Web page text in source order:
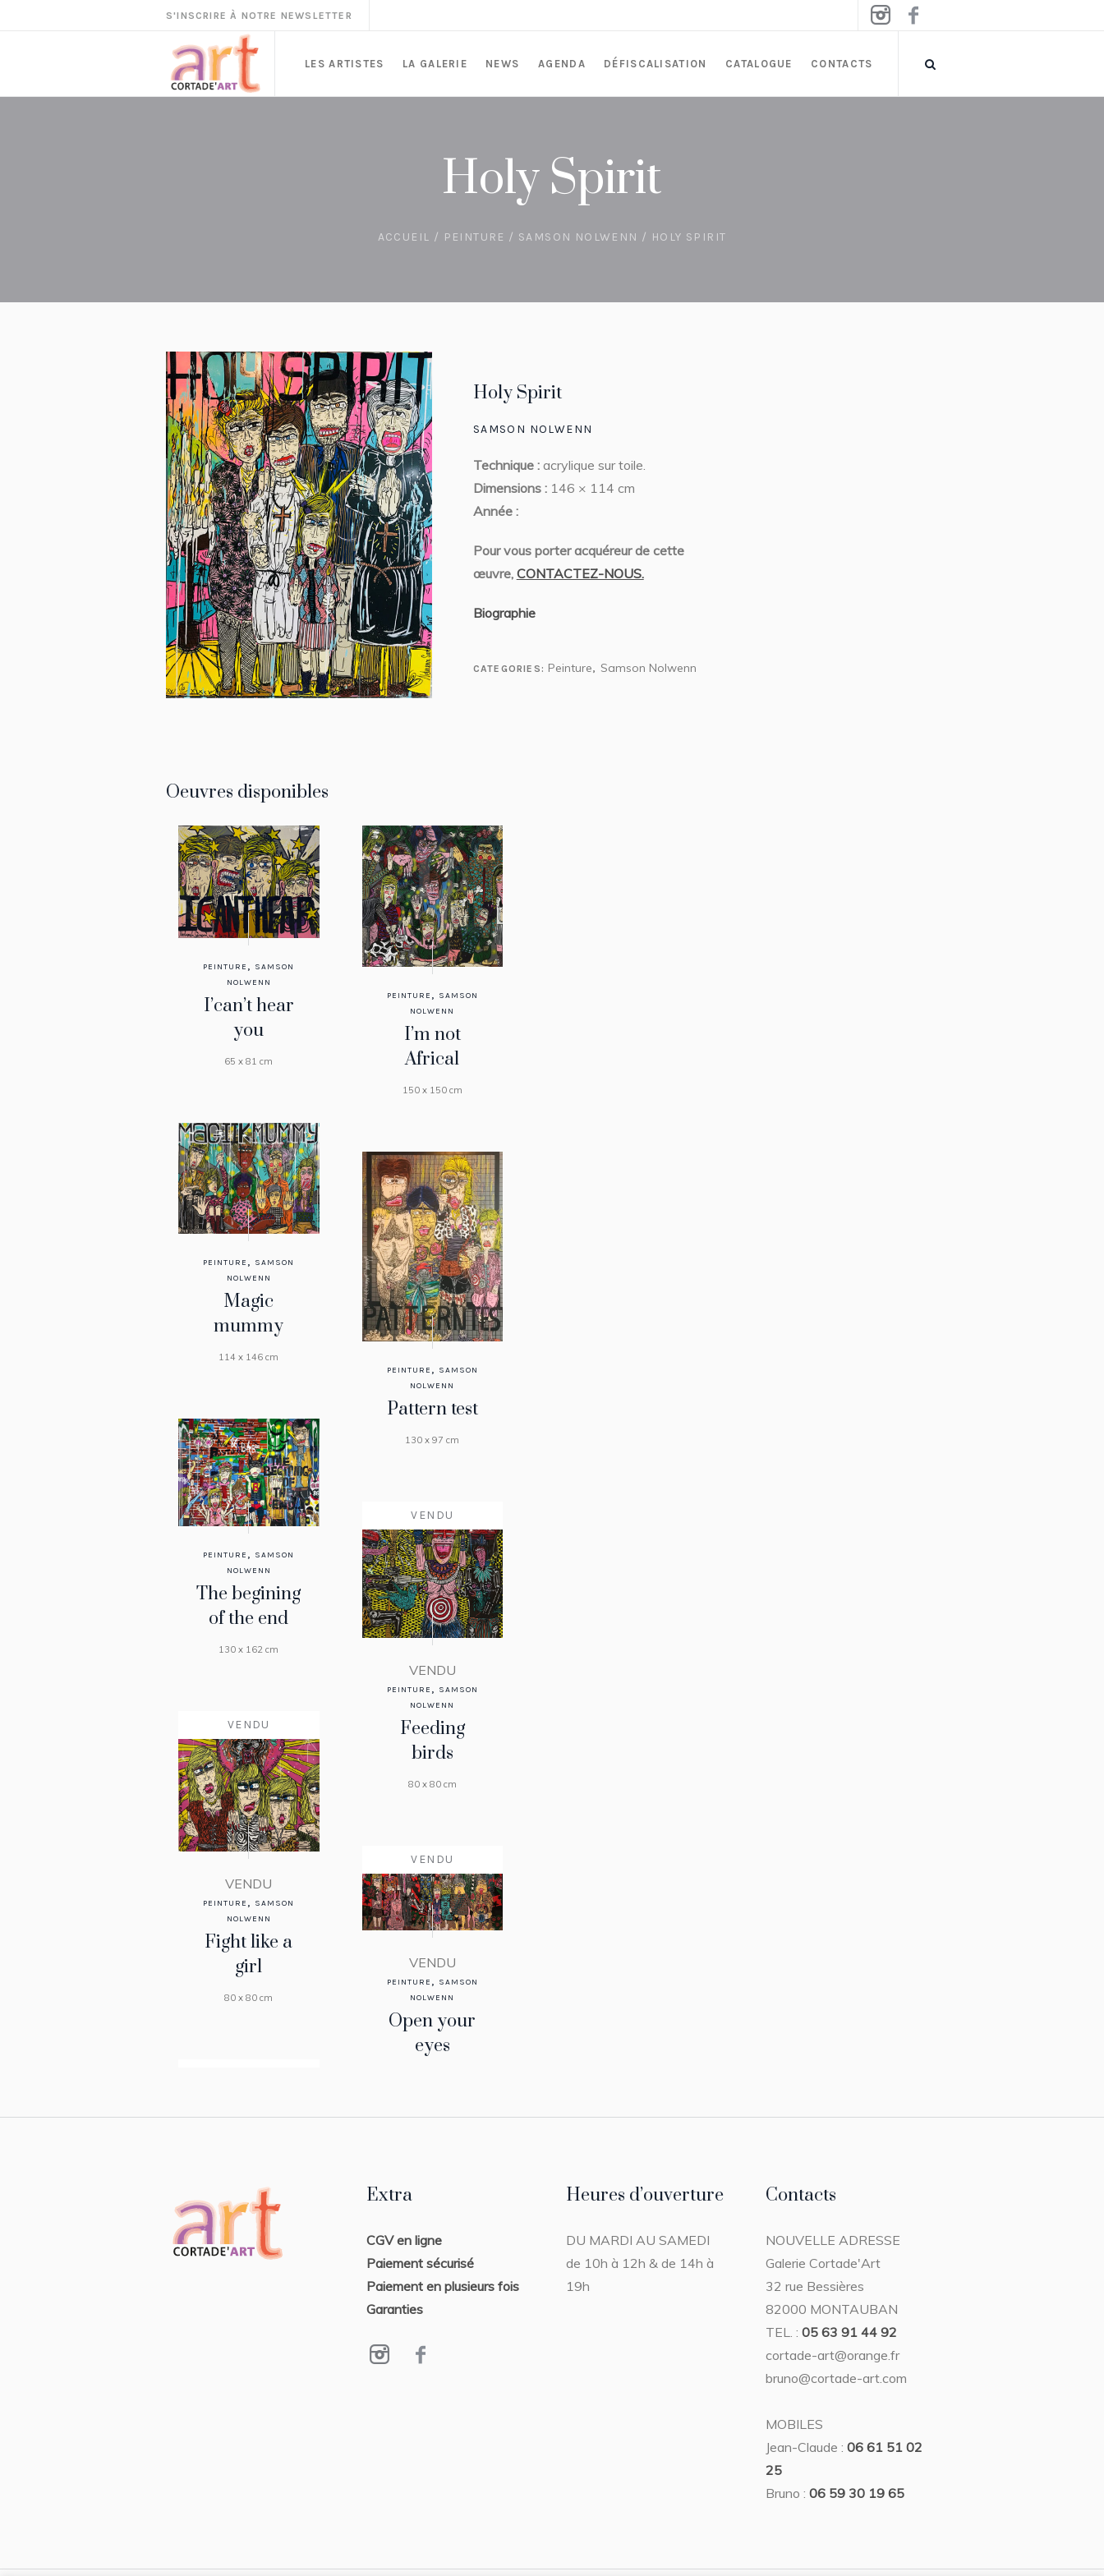
S'INSCRIRE À NOTRE NEWSLETTER
LES ARTISTES LA GALERIE NEWS AGENDA DÉFISCALISATION CATALOGUE CONTACTS
Holy Spirit
ACCUEIL / PEINTURE / SAMSON NOLWENN / HOLY SPIRIT
Holy Spirit
SAMSON NOLWENN
Technique : acrylique sur toile.
Dimensions :146 × 114 cm
Année :
Pour vous porter acquéreur de cette
œuvre, CONTACTEZ-NOUS.
Biographie
CATEGORIES: Peinture, Samson Nolwenn
Oeuvres disponibles
PEINTURE , SAMSON
NOLWENN
I’can’t hear
you
65 x 81 cm
PEINTURE , SAMSON
NOLWENN
I’m not
Africal
150 x 150 cm
PEINTURE , SAMSON
NOLWENN
Magic
mummy
114 x 146 cm
PEINTURE , SAMSON
NOLWENN
Pattern test
130 x 97 cm
PEINTURE , SAMSON
NOLWENN
The begining
of the end
130 x 162 cm
VENDU
VENDU
PEINTURE , SAMSON
NOLWENN
Feeding
birds
80 x 80 cm
VENDU
VENDU
PEINTURE , SAMSON
NOLWENN
Fight like a
girl
80 x 80 cm
VENDU
VENDU
PEINTURE , SAMSON
NOLWENN
Open your
eyes
VENDU
PEINTURE,SAMSON
VENDU
NOLWENN
Tiger
PEINTURE,SAMSON
Extra
CGV en ligne
Paiement sécurisé
Paiement en plusieurs fois
Garanties
Heures d’ouverture
DU MARDI AU SAMEDI
de 10h à 12h & de 14h à
19h
Contacts
NOUVELLE ADRESSE
Galerie Cortade'Art
32 rue Bessières
82000 MONTAUBAN
TEL. : 05 63 91 44 92
cortade-art@orange.fr
bruno@cortade-art.com
MOBILES
Jean-Claude : 06 61 51 02
25
Bruno : 06 59 30 19 65